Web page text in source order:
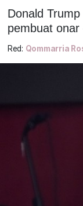
Donald
pembuat
Red: Qommarria